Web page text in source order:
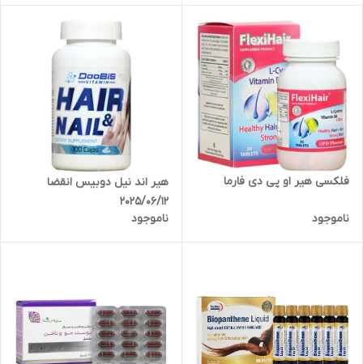
فلکسی هیر او پی دی فارما
ناموجود
هیر اند نیل دوبیس انقضا
2025/06/12
ناموجود